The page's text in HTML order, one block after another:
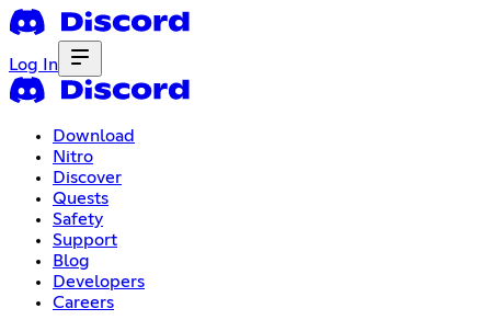
Log In
Download
Nitro
Discover
Quests
Safety
Support
Blog
Developers
Careers